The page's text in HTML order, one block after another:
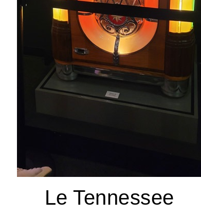
Le Tennessee